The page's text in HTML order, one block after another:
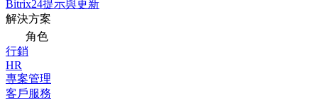
Bitrix24提示與更新
解決方案
角色
行銷
HR
專案管理
客戶服務